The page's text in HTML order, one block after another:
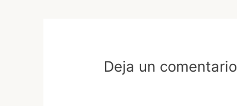
Deja un comentario